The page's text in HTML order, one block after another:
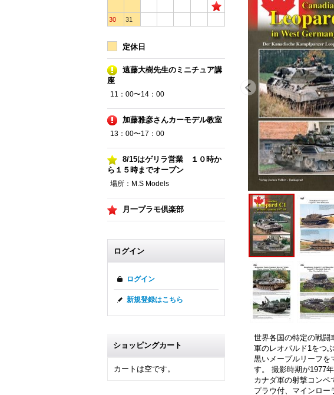
30 31
定休日
遠藤大樹先生のミニチュア講
座
11：00〜14：00
加藤雅彦さんカーモデル教室
13：00〜17：00
8/15はゲリラ営業 １０時か
ら１５時までオープン
場所：M.S Models
月一プラモ倶楽部
ログイン
ログイン
新規登録はこちら
ショッピングカート
カートは空です。
世界各国の特定の戦闘
軍のレオパルド1をつ
黒いメープルリーフを
す。 撮影時期が1977
カナダ軍の射撃コン
プラウ付、マインロー